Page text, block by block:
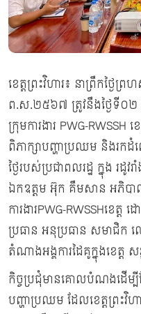
ខេត្តព្រះវិហារ៖ នាព្រឹកថ្ងៃ
ព.ស.២៥៦៧ ត្រូវនឹងថ្ងៃទី០២
ក្រុមការងារ PWG-RWSSH
ពិភាក្សាបញ្ហាប្រឈម និងរក
ថ្ងៃរបស់ប្រជាពលរដ្ឋ ក្នុង រដូ
ឯកឧត្តម អ៊ុក គឹមសាន អភិបា
ការងារPWG-RWSSHខេ
ប្រធាន អនុប្រធាន សមាជិក
តំណាងអង្គការដៃគូក្នុងខេត្
កិច្ចប្រជុំមានគោលបំណងដើម្បី
បញ្ហាប្រឈម ដែលខេត្តព្រះវិ